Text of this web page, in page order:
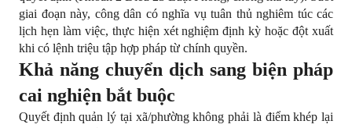
giai đoạn này, công dân có nghĩa vụ tuân thủ nghiêm túc các
lịch hẹn làm việc, thực hiện xét nghiệm định kỳ hoặc đột xuất
khi có lệnh triệu tập hợp pháp từ chính quyền.
Khả năng chuyển dịch sang biện pháp
cai nghiện bắt buộc
Quyết định quản lý tại xã/phường không phải là điểm khép lại